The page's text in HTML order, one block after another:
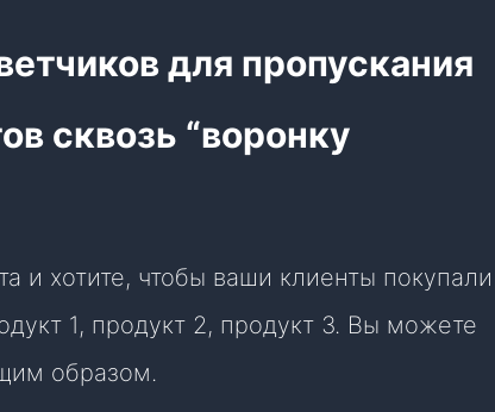
для пропускания
сквозь “воронку
и хотите, чтобы ваши клиенты покупали
1, продукт 2, продукт 3. Вы можете
образом.